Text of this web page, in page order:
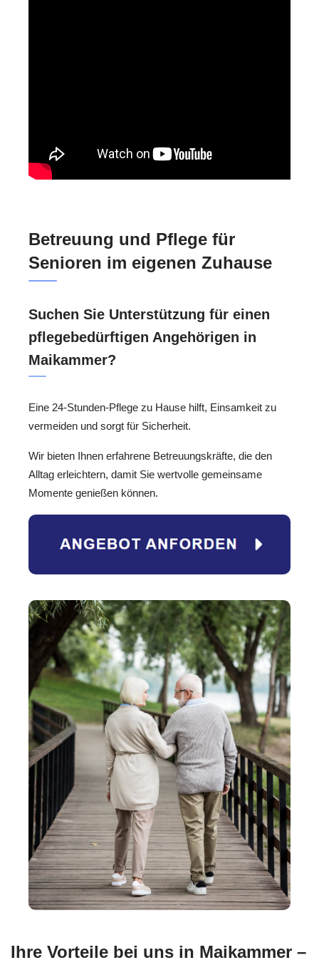
Betreuung und Pflege für
Senioren im eigenen Zuhause
Suchen Sie Unterstützung für einen
pflegebedürftigen Angehörigen in
Maikammer?
Eine 24-Stunden-Pflege zu Hause hilft, Einsamkeit zu
vermeiden und sorgt für Sicherheit.
Wir bieten Ihnen erfahrene Betreuungskräfte, die den
Alltag erleichtern, damit Sie wertvolle gemeinsame
Momente genießen können.
Ihre Vorteile bei uns in Maikammer –